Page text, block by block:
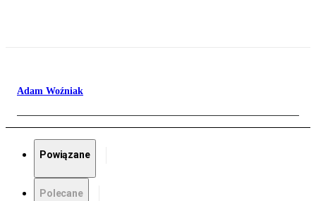
Adam Woźniak
Powiązane
Polecane